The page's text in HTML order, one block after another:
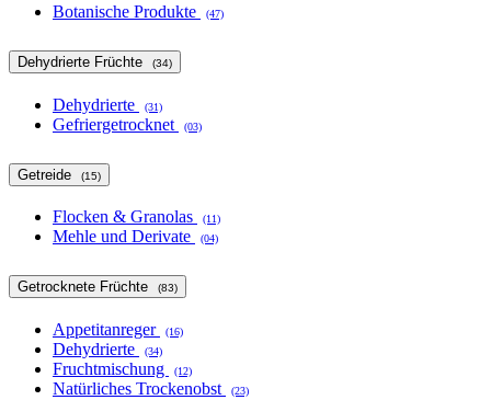
Botanische Produkte (47)
Dehydrierte Früchte (34)
Dehydrierte (31)
Gefriergetrocknet (03)
Getreide (15)
Flocken & Granolas (11)
Mehle und Derivate (04)
Getrocknete Früchte (83)
Appetitanreger (16)
Dehydrierte (34)
Fruchtmischung (12)
Natürliches Trockenobst (23)